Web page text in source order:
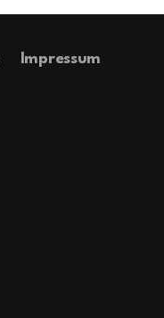
Impressum